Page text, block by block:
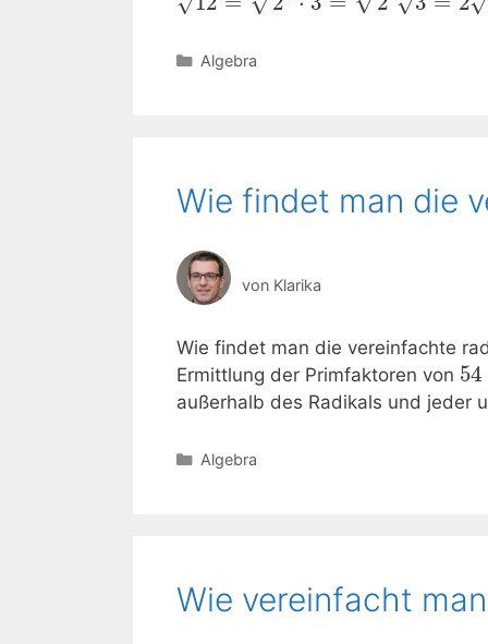
Kategorien
Algebra
Wie findet man die
von Klarika
Wie findet man die vereinfachte
Ermittlung der Primfaktoren von 54
außerhalb des Radikals und jeder
Kategorien
Algebra
Wie vereinfacht